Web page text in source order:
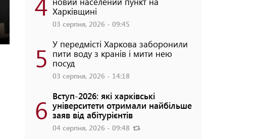
Харківщині
03 серпня, 2026 - 09:45
5 У передмісті Харкова заборонили
пити воду з кранів і мити нею
посуд
03 серпня, 2026 - 14:18
6 Вступ-2026: які харківські
університети отримали найбільше
заяв від абітурієнтів
04 серпня, 2026 - 09:48